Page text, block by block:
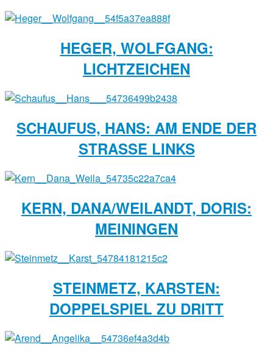
HEGER, WOLFGANG:
LICHTZEICHEN
SCHAUFUS, HANS: AM ENDE DER
STRASSE LINKS
KERN, DANA/WEILANDT, DORIS:
MEININGEN
STEINMETZ, KARSTEN:
DOPPELSPIEL ZU DRITT